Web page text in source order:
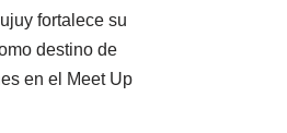
fortalece su
destino de
en el Meet Up